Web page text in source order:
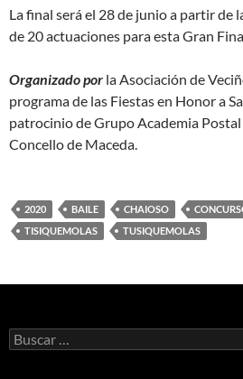
La final será el 28 de junio a partir de
de 20 actuaciones para esta Gran
Organizado por la Asociación de
programa de las Fiestas en Honor a
patrocinio de Grupo Academia
Concello de Maceda.
2020 BAILE CHAIOSO
TISIQUEMOLAS
TUSIQUEMOLAS
Buscar: